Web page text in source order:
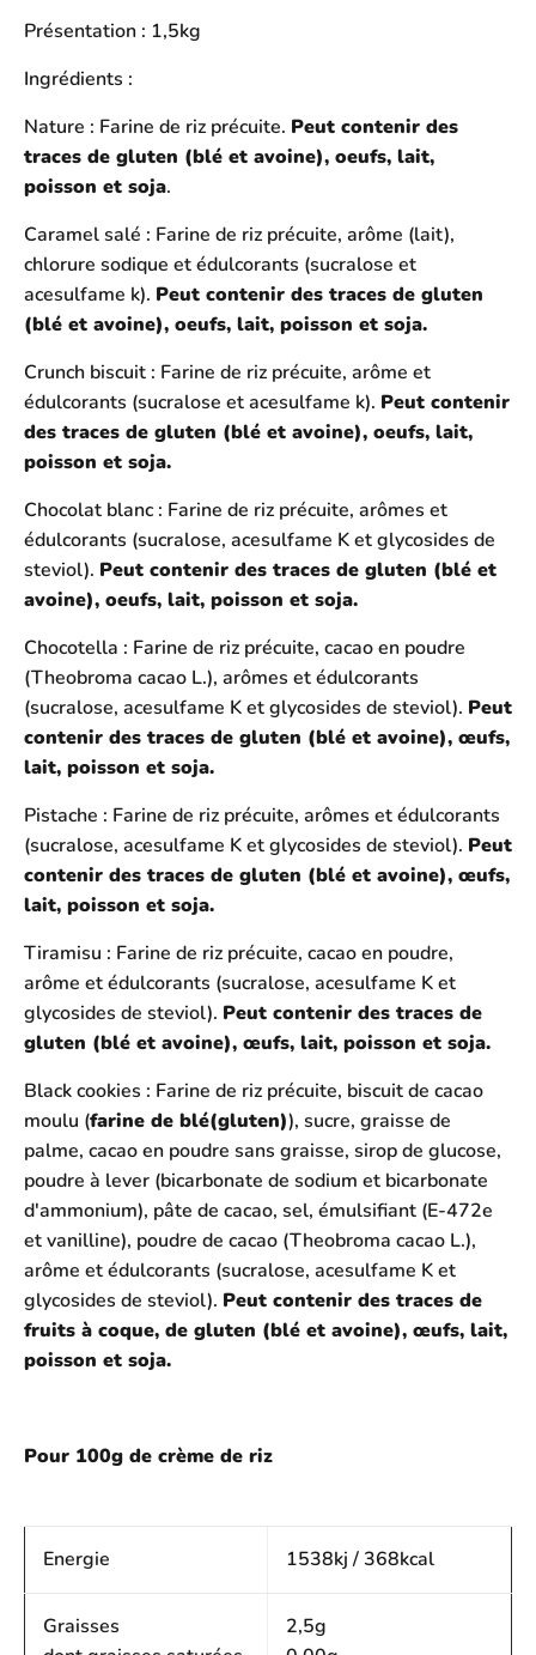
Présentation : 1,5kg
Ingrédients :
Nature : Farine de riz précuite. Peut contenir des
traces de gluten (blé et avoine), oeufs, lait,
poisson et soja.
Caramel salé : Farine de riz précuite, arôme (lait),
chlorure sodique et édulcorants (sucralose et
acesulfame k). Peut contenir des traces de gluten
(blé et avoine), oeufs, lait, poisson et soja.
Crunch biscuit : Farine de riz précuite, arôme et
édulcorants (sucralose et acesulfame k). Peut contenir
des traces de gluten (blé et avoine), oeufs, lait,
poisson et soja.
Chocolat blanc : Farine de riz précuite, arômes et
édulcorants (sucralose, acesulfame K et glycosides de
steviol). Peut contenir des traces de gluten (blé et
avoine), oeufs, lait, poisson et soja.
Chocotella : Farine de riz précuite, cacao en poudre
(Theobroma cacao L.), arômes et édulcorants
(sucralose, acesulfame K et glycosides de steviol). Peut
contenir des traces de gluten (blé et avoine), œufs,
lait, poisson et soja.
Pistache : Farine de riz précuite, arômes et édulcorants
(sucralose, acesulfame K et glycosides de steviol). Peut
contenir des traces de gluten (blé et avoine), œufs,
lait, poisson et soja.
Tiramisu : Farine de riz précuite, cacao en poudre,
arôme et édulcorants (sucralose, acesulfame K et
glycosides de steviol). Peut contenir des traces de
gluten (blé et avoine), œufs, lait, poisson et soja.
Black cookies : Farine de riz précuite, biscuit de cacao
moulu (farine de blé(gluten)), sucre, graisse de
palme, cacao en poudre sans graisse, sirop de glucose,
poudre à lever (bicarbonate de sodium et bicarbonate
d'ammonium), pâte de cacao, sel, émulsifiant (E-472e
et vanilline), poudre de cacao (Theobroma cacao L.),
arôme et édulcorants (sucralose, acesulfame K et
glycosides de steviol). Peut contenir des traces de
fruits à coque, de gluten (blé et avoine), œufs, lait,
poisson et soja.
Pour 100g de crème de riz
Energie 1538kj / 368kcal
Graisses
2,5g